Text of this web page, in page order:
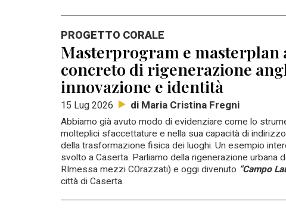
PROGETTO CORALE
Masterprogram e masterplan
concreto di rigenerazione
innovazione e identità
15 Lug 2026 di Maria Cristina Fregni
Abbiamo già avuto modo di evidenziare come lo
molteplici sfaccettature e nella sua capacità di
della trasformazione fisica dei luoghi. Un esempio
svolto a Caserta. Parliamo della rigenerazione urbana
RImessa mezzi COrazzati) e oggi divenuto “Campo
città di Caserta.